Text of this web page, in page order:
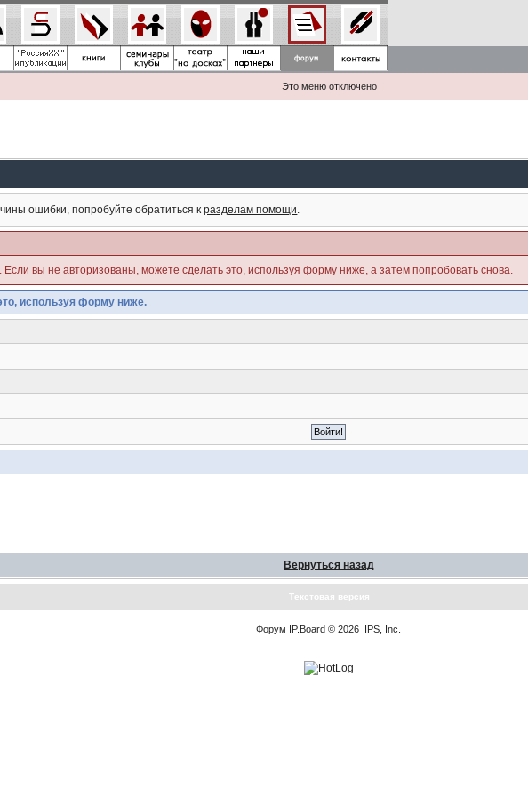
Это меню отключено
ошибки, попробуйте обратиться кразделам помощи.
Если вы не авторизованы, можете сделать это, используя форму ниже, а затем попробовать снова.
используя форму ниже.
Вернуться назад
Текстовая версия
Форум IP.Board © 2026 IPS, Inc